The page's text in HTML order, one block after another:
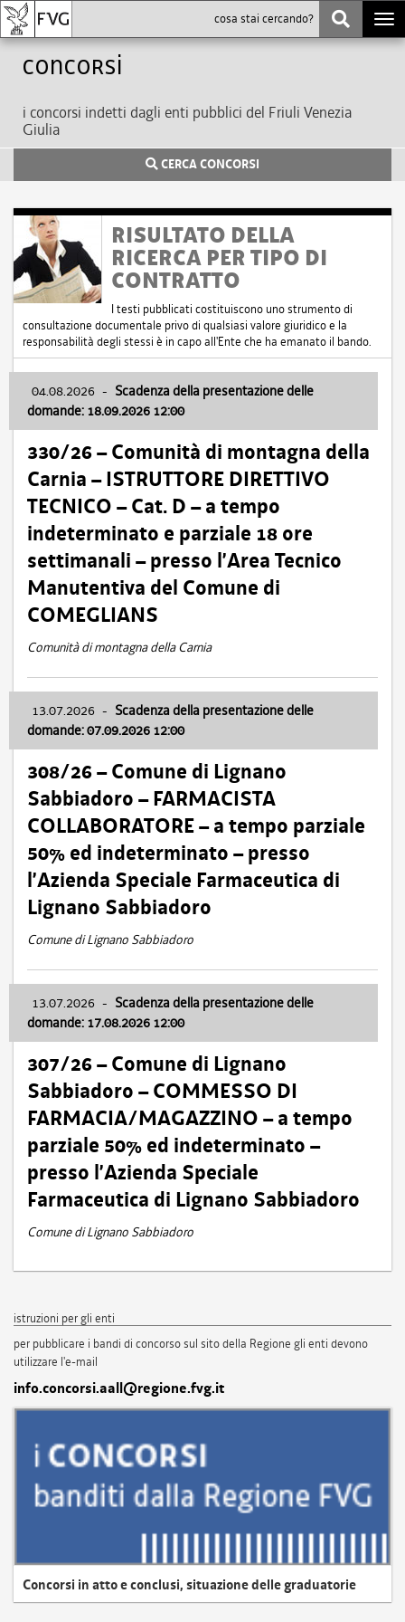
Concorsi
i concorsi indetti dagli enti pubblici del Friuli Venezia
Giulia
CERCA CONCORSI
RISULTATO DELLA
RICERCA PER TIPO DI
CONTRATTO
I testi pubblicati costituiscono uno strumento di
consultazione documentale privo di qualsiasi valore giuridico e la
responsabilità degli stessi è in capo all'Ente che ha emanato il bando.
04.08.2026 - Scadenza della presentazione delle
domande: 18.09.2026 12:00
330/26 – Comunità di montagna della
Carnia – ISTRUTTORE DIRETTIVO
TECNICO – Cat. D – a tempo
indeterminato e parziale 18 ore
settimanali – presso l’Area Tecnico
Manutentiva del Comune di
COMEGLIANS
Comunità di montagna della Carnia
13.07.2026 - Scadenza della presentazione delle
domande: 07.09.2026 12:00
308/26 – Comune di Lignano
Sabbiadoro – FARMACISTA
COLLABORATORE – a tempo parziale
50% ed indeterminato – presso
l’Azienda Speciale Farmaceutica di
Lignano Sabbiadoro
Comune di Lignano Sabbiadoro
13.07.2026 - Scadenza della presentazione delle
domande: 17.08.2026 12:00
307/26 – Comune di Lignano
Sabbiadoro – COMMESSO DI
FARMACIA/MAGAZZINO – a tempo
parziale 50% ed indeterminato –
presso l’Azienda Speciale
Farmaceutica di Lignano Sabbiadoro
Comune di Lignano Sabbiadoro
istruzioni per gli enti
per pubblicare i bandi di concorso sul sito della Regione gli enti devono
utilizzare l'e-mail
info.concorsi.aall@regione.fvg.it
Concorsi in atto e conclusi, situazione delle graduatorie